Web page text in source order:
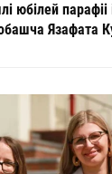
парафіі
Язафата